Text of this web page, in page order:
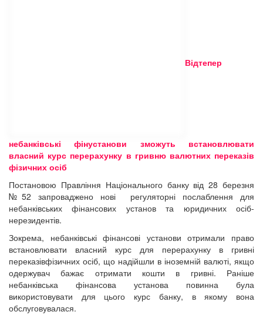
Відтепер
небанківські фінустанови зможуть встановлювати
власний курс перерахунку в гривню валютних переказів
фізичних осіб
Постановою Правління Національного банку від 28 березня
№52 запроваджено нові регуляторні послаблення для
небанківських фінансових установ
та юридичних осіб-
нерезидентів.
Зокрема, небанківські фінансові установи отримали право
встановлювати власний курс для перерахунку в гривні
переказівфізичних осіб, що надійшли в іноземній валюті, якщо
одержувач бажає отримати кошти в гривні. Раніше
небанківська фінансова установа повинна була
використовувати для цього курс банку, в якому вона
обслуговувалася.